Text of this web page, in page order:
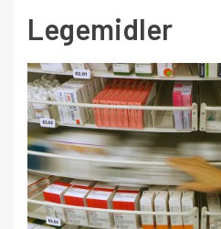
Legemidler